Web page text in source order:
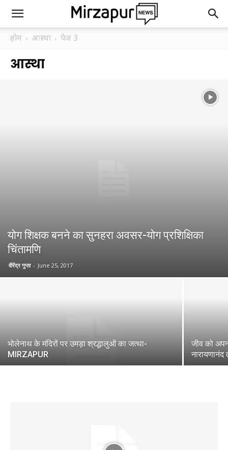
होम आस्था पेज 3
आस्था
योग शिक्षक बनने का सुनहरा अवसर-योग प्रशिक्षिका
चिंतामणि
वीरेंद्र गुप्ता - June 25, 2017
भोलेनाथ के मंदिरों पर उमड़ा श्रद्धालुओं का जत्था-
MIRZAPUR
जीव को
नारायणानंद